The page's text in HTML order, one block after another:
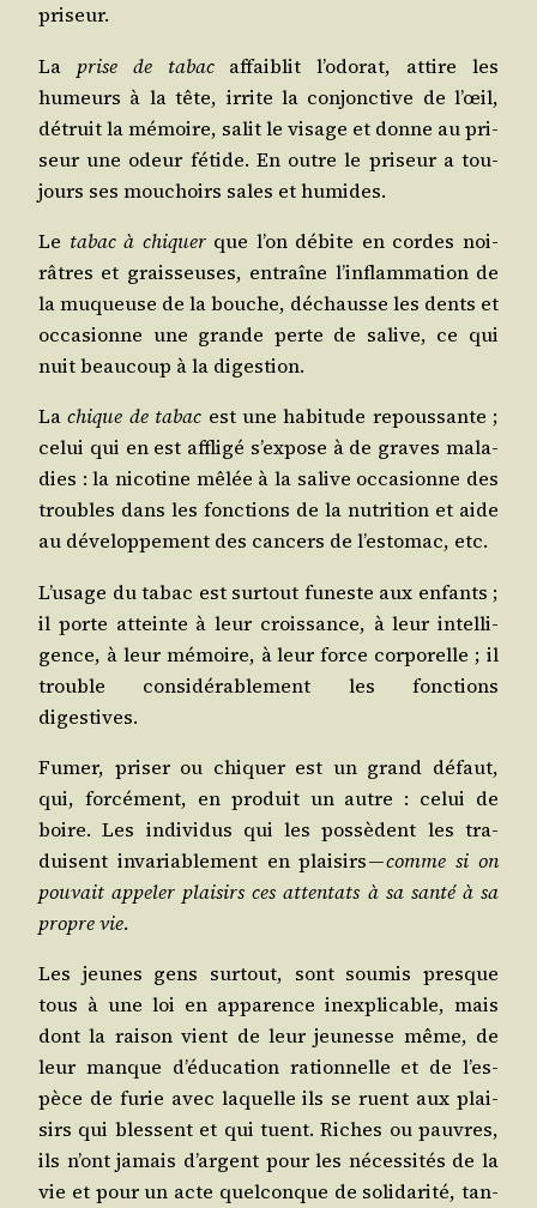
priseur.
La prise de tabacaffai­blit l’o­do­rat, attire les
humeurs à la tête, irrite la conjonc­tive de l’œil,
détruit la mémoire, salit le visage et donne au pri­
seur une odeur fétide. En outre le pri­seur a tou­
jours ses mou­choirs sales et humides.
Le tabac à chi­querque l’on débite en cordes noi­
râtres et grais­seuses, entraîne l’in­flam­ma­tion de
la muqueuse de la bouche, déchausse les dents et
occa­sionne une grande perte de salive, ce qui
nuit beau­coup à la digestion.
Lachique de tabac est une habi­tude repous­sante ;
celui qui en est affli­gé s’ex­pose à de graves mala­
dies : la nico­tine mêlée à la salive occa­sionne des
troubles dans les fonc­tions de la nutri­tion et aide
au déve­lop­pe­ment des can­cers de l’es­to­mac, etc.
L’u­sage du tabac est sur­tout funeste aux enfants ;
il porte atteinte à leur crois­sance, à leur intel­li­
gence, à leur mémoire, à leur force cor­po­relle ; il
trouble consi­dé­ra­ble­ment les fonc­tions
digestives.
Fumer, pri­ser ou chi­quer est un grand défaut,
qui, for­cé­ment, en pro­duit un autre : celui de
boire. Les indi­vi­dus qui les pos­sèdent les tra­
duisent inva­ria­ble­ment en plai­sirs —comme si on
pou­vait appe­ler plai­sirs ces atten­tats à sa san­té à sa
propre vie.
Les jeunes gens sur­tout, sont sou­mis presque
tous à une loi en appa­rence inex­pli­cable, mais
dont la rai­son vient de leur jeu­nesse même, de
leur manque d’é­du­ca­tion ration­nelle et de l’es­
pèce de furie avec laquelle ils se ruent aux plai­
sirs qui blessent et qui tuent. Riches ou pauvres,
ils n’ont jamais d’argent pour les néces­si­tés de la
vie et pour un acte quel­conque de soli­da­ri­té, tan­